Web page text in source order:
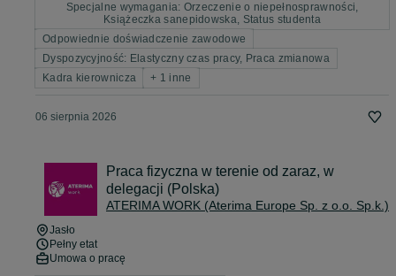
Specjalne wymagania: Orzeczenie o niepełnosprawności,
Książeczka sanepidowska, Status studenta
Odpowiednie doświadczenie zawodowe
Dyspozycyjność: Elastyczny czas pracy, Praca zmianowa
Kadra kierownicza
+ 1 inne
06 sierpnia 2026
Praca fizyczna w terenie od zaraz, w
delegacji (Polska)
ATERIMA WORK (Aterima Europe Sp. z o.o. Sp.k.)
Jasło
Pełny etat
Umowa o pracę